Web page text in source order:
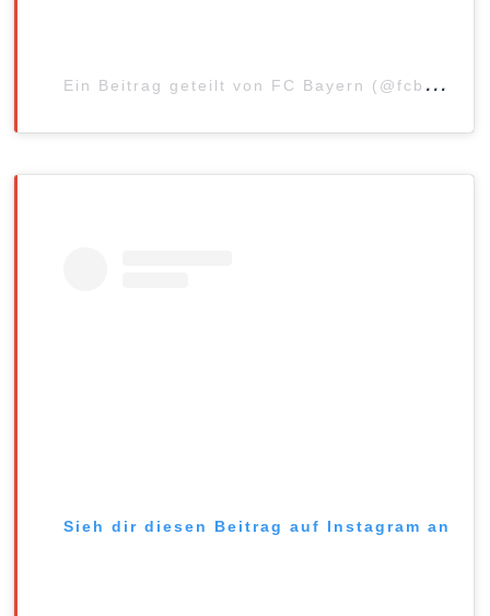
E
in Beitrag geteilt von FC Bayern (@fcbayern)
Sieh dir diesen Beitrag auf Instagram an